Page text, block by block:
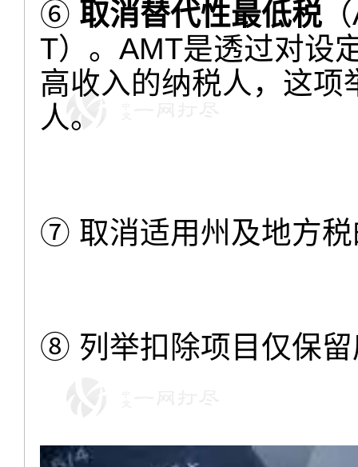
⑥ 取消替代性最低税
T）。AMT是透过对设
高收入的纳税人，这项
人。
⑦ 取消适用州及地方
⑧ 列举扣除项目仅保